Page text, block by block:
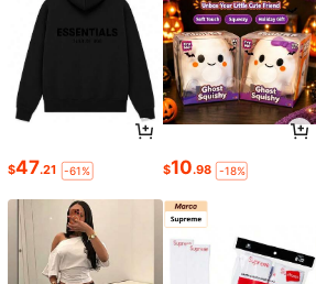
$47.21 -61% $10.98 -18%